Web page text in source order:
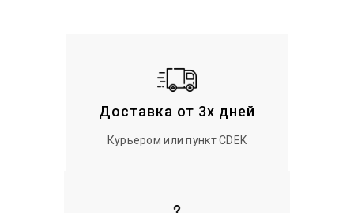
Доставка от 3х дней
Курьером или пункт CDEK